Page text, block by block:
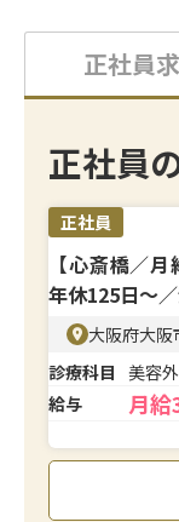
正社員
正社員
正社員
【心斎橋／
年休125日〜
大阪府大阪
診療科目 美容
給与
月